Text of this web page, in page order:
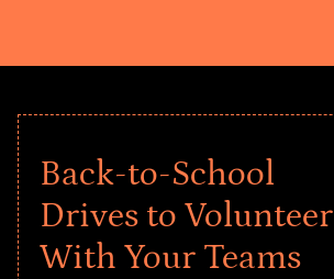
Back-to-School
Drives to Volunteer
With Your Teams